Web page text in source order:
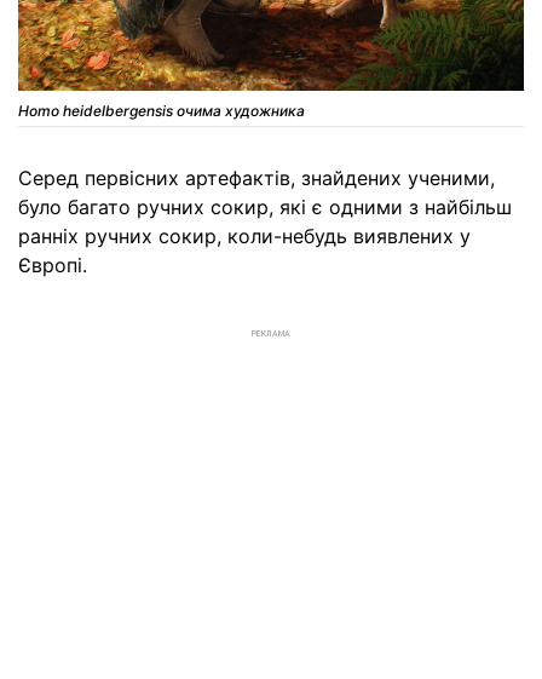
Homo heidelbergensis очима художника
Серед первісних артефактів, знайдених ученими,
було багато ручних сокир, які є одними з найбільш
ранніх ручних сокир, коли-небудь виявлених у
Європі.
РЕКЛАМА